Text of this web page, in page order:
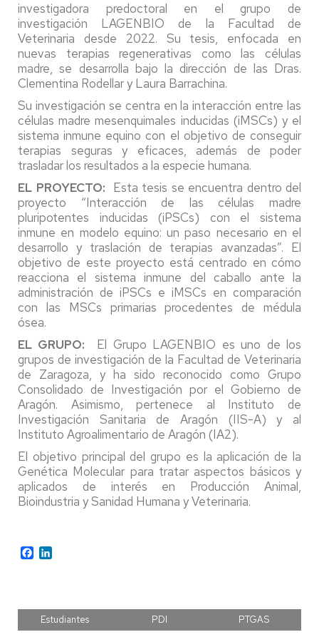
investigadora predoctoral en el grupo de
investigación LAGENBIO de la Facultad de
Veterinaria desde 2022. Su tesis, enfocada en
nuevas terapias regenerativas como las células
madre, se desarrolla bajo la dirección de las Dras.
Clementina Rodellar y Laura Barrachina.
Su investigación se centra en la interacción entre las
células madre mesenquimales inducidas (iMSCs) y el
sistema inmune equino con el objetivo de conseguir
terapias seguras y eficaces, además de poder
trasladar los resultados a la especie humana.
EL PROYECTO: Esta tesis se encuentra dentro del
proyecto “Interacción de las células madre
pluripotentes inducidas (iPSCs) con el sistema
inmune en modelo equino: un paso necesario en el
desarrollo y traslación de terapias avanzadas”. El
objetivo de este proyecto está centrado en cómo
reacciona el sistema inmune del caballo ante la
administración de iPSCs e iMSCs en comparación
con las MSCs primarias procedentes de médula
ósea.
EL GRUPO: El Grupo LAGENBIO es uno de los
grupos de investigación de la Facultad de Veterinaria
de Zaragoza, y ha sido reconocido como Grupo
Consolidado de Investigación por el Gobierno de
Aragón. Asimismo, pertenece al Instituto de
Investigación Sanitaria de Aragón (IIS-A) y al
Instituto Agroalimentario de Aragón (IA2).
El objetivo principal del grupo es la aplicación de la
Genética Molecular para tratar aspectos básicos y
aplicados de interés en Producción Animal,
Bioindustria y Sanidad Humana y Veterinaria.
Facebook
Estudiantes PDI PTGAS